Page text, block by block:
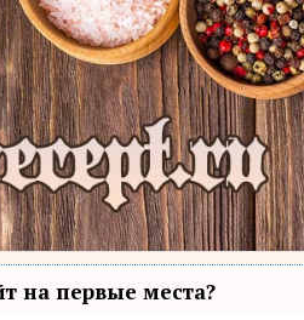
на первые места?